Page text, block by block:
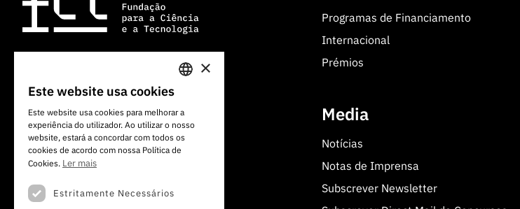
Av. do Brasil, 101
+351 213 924 300
Programas de Financiamento
Internacional
Prémios
Media
Notícias
Notas de Imprensa
Subscrever Newsletter
PORTUGUESE
ENGLISH
×
Este website usa cookies
Este website usa cookies para melhorar a
experiência do utilizador. Ao utilizar o nosso
website, estará a concordar com todos os
cookies de acordo com nossa Política de
Cookies. Ler mais
Estritamente Necessários